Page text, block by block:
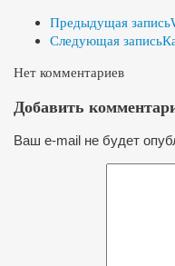
Предыдущая запись
Следующая запись
Нет комментариев
Добавить
Ваш e-mail не будет